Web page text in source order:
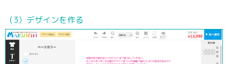
（3）デザインを作る